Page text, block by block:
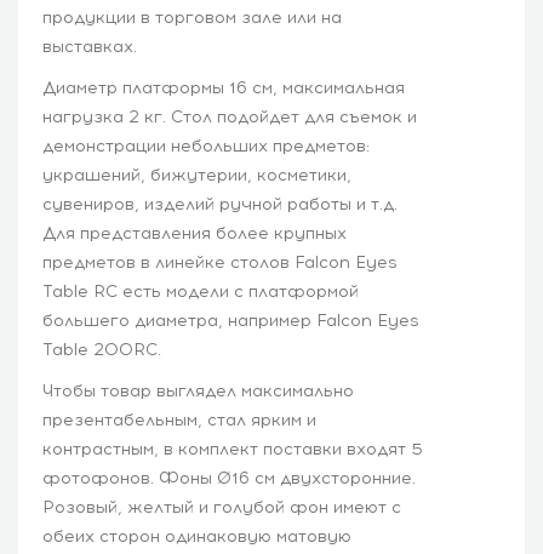
продукции в торговом зале или на
выставках.
Диаметр платформы 16 см, максимальная
нагрузка 2 кг. Стол подойдет для съемок и
демонстрации небольших предметов:
украшений, бижутерии, косметики,
сувениров, изделий ручной работы и т.д.
Для представления более крупных
предметов в линейке столов Falcon Eyes
Table RC есть модели с платформой
большего диаметра, например Falcon Eyes
Table 200RC.
Чтобы товар выглядел максимально
презентабельным, стал ярким и
контрастным, в комплект поставки входят 5
фотофонов. Фоны Ø16 см двухсторонние.
Розовый, желтый и голубой фон имеют с
обеих сторон одинаковую матовую